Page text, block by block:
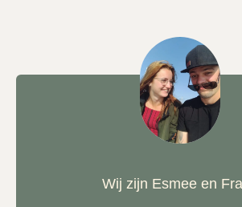
Wij zijn Esmee en